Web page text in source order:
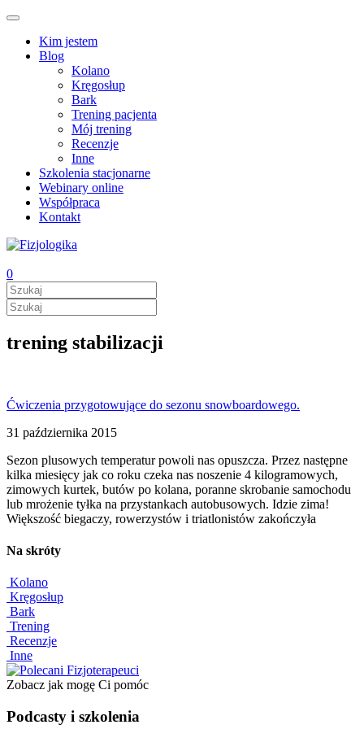
Kim jestem
Blog
Kolano
Kręgosłup
Bark
Trening pacjenta
Mój trening
Recenzje
Inne
Szkolenia stacjonarne
Webinary online
Współpraca
Kontakt
0
trening stabilizacji
Ćwiczenia przygotowujące do sezonu snowboardowego.
31 października 2015
Sezon plusowych temperatur powoli nas opuszcza. Przez następne
kilka miesięcy jak co roku czeka nas noszenie 4 kilogramowych,
zimowych kurtek, butów po kolana, poranne skrobanie samochodu
lub mrożenie tyłka na przystankach autobusowych. Idzie zima!
Większość biegaczy, rowerzystów i triatlonistów zakończyła
Na skróty
Kolano
Kręgosłup
Bark
Trening
Recenzje
Inne
Zobacz jak mogę Ci pomóc
Podcasty i szkolenia